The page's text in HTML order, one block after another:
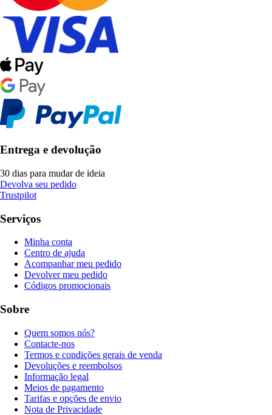
Entrega e devolução
30 dias para mudar de ideia
Devolva seu pedido
Trustpilot
Serviços
Minha conta
Centro de ajuda
Acompanhar meu pedido
Devolver meu pedido
Códigos promocionais
Sobre
Quem somos nós?
Contacte-nos
Termos e condições gerais de venda
Devoluções e reembolsos
Informação legal
Meios de pagamento
Tarifas e opções de envio
Nota de Privacidade